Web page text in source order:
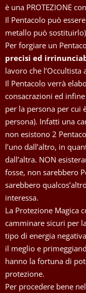
è una PROTEZIONE
Il Pentacolo può
metallo può sostituirlo)
Per forgiare un
precisi ed
lavoro che l’Occultista
Il Pentacolo verrà
consacrazioni ed
per la persona per cui
persona). Infatti una
non esistono 2
l’uno dall’altro, in
dall’altra. NON
fosse, non sarebbero
sarebbero
interessa.
La Protezione Magica
camminare sicuri per
tipo di energia
il meglio e
hanno la fortuna di
protezione.
Per procedere bene